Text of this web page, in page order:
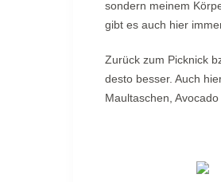
sondern meinem
gibt es auch hier
Zurück zum Picknick
desto besser. Auch
Maultaschen,